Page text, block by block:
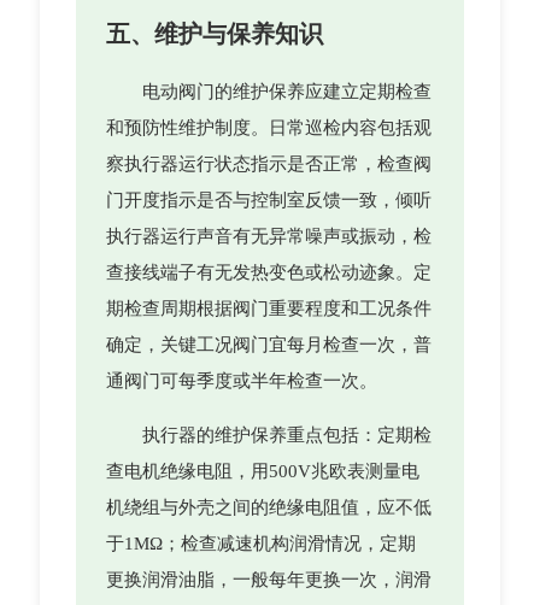
五、维护与保养知识
电动阀门的维护保养应建立定期检查
和预防性维护制度。日常巡检内容包括观
察执行器运行状态指示是否正常，检查阀
门开度指示是否与控制室反馈一致，倾听
执行器运行声音有无异常噪声或振动，检
查接线端子有无发热变色或松动迹象。定
期检查周期根据阀门重要程度和工况条件
确定，关键工况阀门宜每月检查一次，普
通阀门可每季度或半年检查一次。
执行器的维护保养重点包括：定期检
查电机绝缘电阻，用500V兆欧表测量电
机绕组与外壳之间的绝缘电阻值，应不低
于1MΩ；检查减速机构润滑情况，定期
更换润滑油脂，一般每年更换一次，润滑